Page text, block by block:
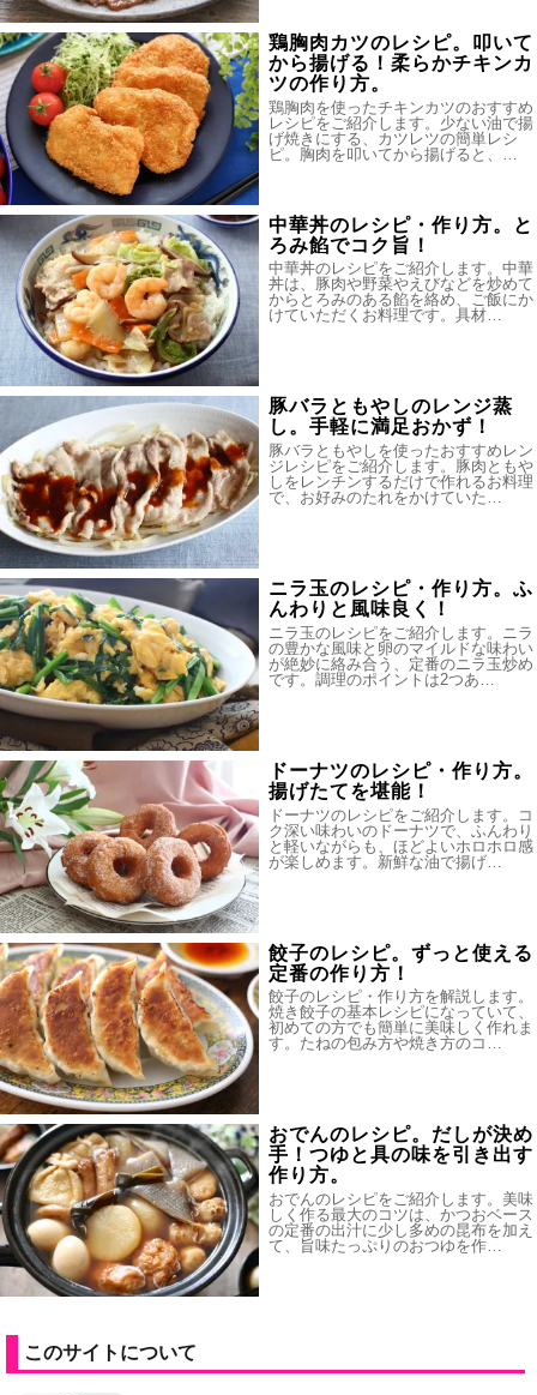
鶏胸肉カツのレシピ。叩いて
から揚げる！柔らかチキンカ
ツの作り方。
鶏胸肉を使ったチキンカツのおすすめ
レシピをご紹介します。少ない油で揚
げ焼きにする、カツレツの簡単レシ
ピ。胸肉を叩いてから揚げると、…
中華丼のレシピ・作り方。と
ろみ餡でコク旨！
中華丼のレシピをご紹介します。中華
丼は、豚肉や野菜やえびなどを炒めて
からとろみのある餡を絡め、ご飯にか
けていただくお料理です。具材…
豚バラともやしのレンジ蒸
し。手軽に満足おかず！
豚バラともやしを使ったおすすめレン
ジレシピをご紹介します。豚肉ともや
しをレンチンするだけで作れるお料理
で、お好みのたれをかけていた…
ニラ玉のレシピ・作り方。ふ
んわりと風味良く！
ニラ玉のレシピをご紹介します。ニラ
の豊かな風味と卵のマイルドな味わい
が絶妙に絡み合う、定番のニラ玉炒め
です。調理のポイントは2つあ…
ドーナツのレシピ・作り方。
揚げたてを堪能！
ドーナツのレシピをご紹介します。コ
ク深い味わいのドーナツで、ふんわり
と軽いながらも、ほどよいホロホロ感
が楽しめます。新鮮な油で揚げ…
餃子のレシピ。ずっと使える
定番の作り方！
餃子のレシピ・作り方を解説します。
焼き餃子の基本レシピになっていて、
初めての方でも簡単に美味しく作れま
す。たねの包み方や焼き方のコ…
おでんのレシピ。だしが決め
手！つゆと具の味を引き出す
作り方。
おでんのレシピをご紹介します。美味
しく作る最大のコツは、かつおベース
の定番の出汁に少し多めの昆布を加え
て、旨味たっぷりのおつゆを作…
このサイトについて